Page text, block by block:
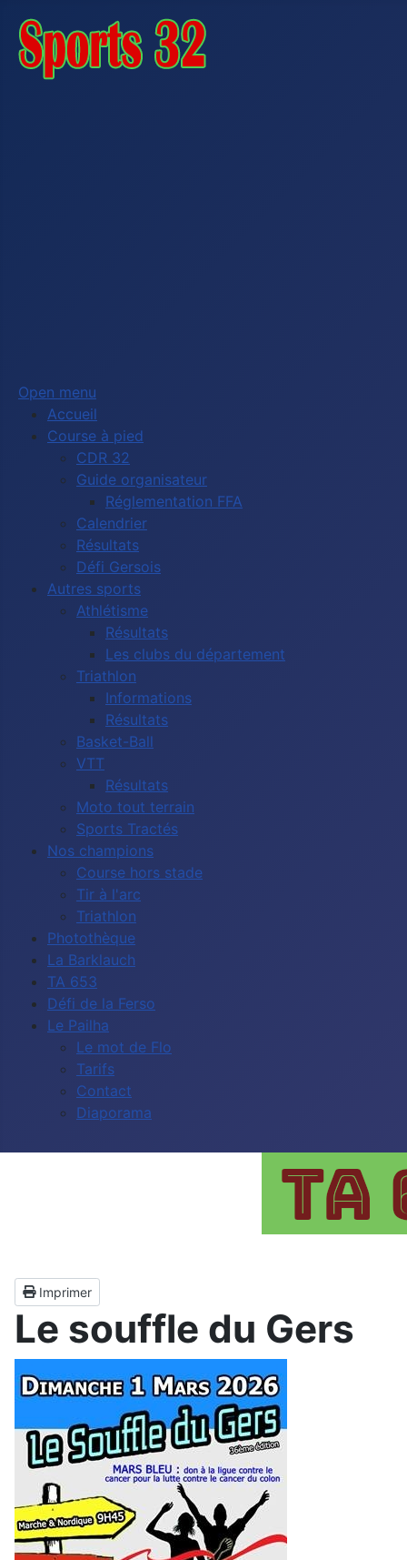
Open menu
Accueil
Course à pied
CDR 32
Guide organisateur
Réglementation FFA
Calendrier
Résultats
Défi Gersois
Autres sports
Athlétisme
Résultats
Les clubs du département
Triathlon
Informations
Résultats
Basket-Ball
VTT
Résultats
Moto tout terrain
Sports Tractés
Nos champions
Course hors stade
Tir à l'arc
Triathlon
Photothèque
La Barklauch
TA 653
Défi de la Ferso
Le Pailha
Le mot de Flo
Tarifs
Contact
Diaporama
Imprimer
Le souffle du Gers